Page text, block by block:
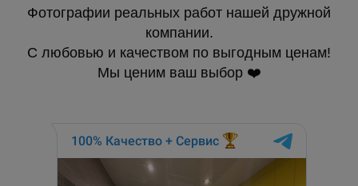
Фотографии реальных работ нашей дружной
компании.
С любовью и качеством по выгодным ценам!
Мы ценим ваш выбор ❤️